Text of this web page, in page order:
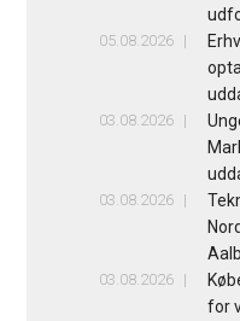
05.08.2026
03.08.2026
03.08.2026
03.08.2026
for